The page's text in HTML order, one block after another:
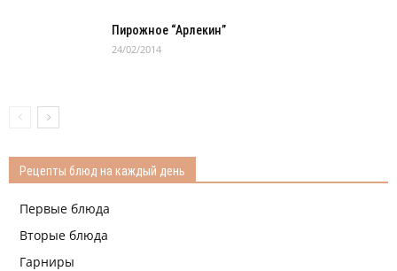
Пирожное “Арлекин”
24/02/2014
Рецепты блюд на каждый день
Первые блюда
Вторые блюда
Гарниры